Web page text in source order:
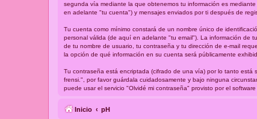
segunda vía mediante la que obtenemos tu información es
en adelante "tu cuenta") y mensajes enviados por ti después de
Tu cuenta como mínimo constará de un nombre único de
personal válida (de aquí en adelante "tu email"). La información de
de tu nombre de usuario, tu contraseña y tu dirección de e-mail
la opción de qué información en su cuenta será públicamente
Tu contraseña está encriptada (cifrado de una vía) por lo tanto está
frensi.", por favor guárdala cuidadosamente y bajo ninguna
puede usar el servicio "Olvidé mi contraseña" provisto por el
Inicio pH